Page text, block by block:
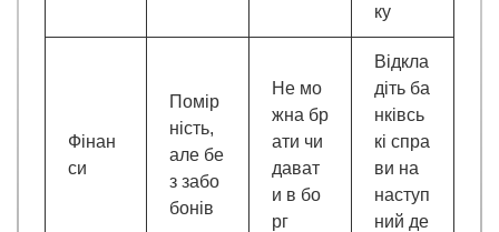
ку
Фінан
си
Помір
ність,
але бе
з забо
бонів
Не мо
жна бр
ати чи
дават
и в бо
рг
Відкла
діть ба
нківсь
кі спра
ви на
наступ
ний де